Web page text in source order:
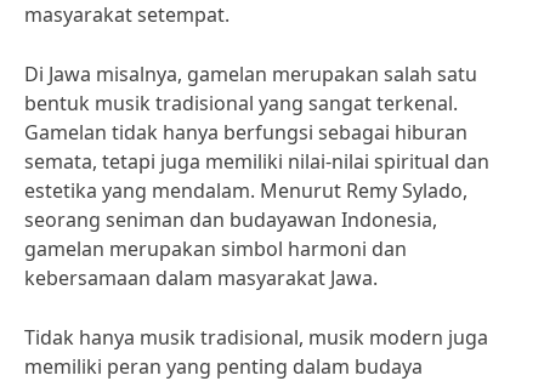
masyarakat setempat.
Di Jawa misalnya, gamelan merupakan salah satu
bentuk musik tradisional yang sangat terkenal.
Gamelan tidak hanya berfungsi sebagai hiburan
semata, tetapi juga memiliki nilai-nilai spiritual dan
estetika yang mendalam. Menurut Remy Sylado,
seorang seniman dan budayawan Indonesia,
gamelan merupakan simbol harmoni dan
kebersamaan dalam masyarakat Jawa.
Tidak hanya musik tradisional, musik modern juga
memiliki peran yang penting dalam budaya